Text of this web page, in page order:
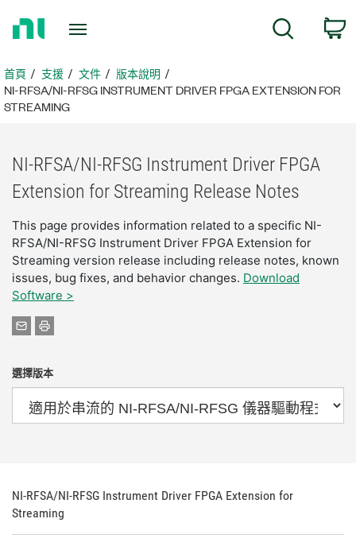
頁首頁 支援 文件
版本說明
NI-RFSA/NI-RFSG INSTRUMENT DRIVER FPGA EXTENSION FOR
STREAMING
NI-RFSA/NI-RFSG Instrument Driver FPGA
Extension for Streaming Release Notes
This page provides information related to a specific NI-
RFSA/NI-RFSG Instrument Driver FPGA Extension for
Streaming version release including release notes, known
issues, bug fixes, and behavior changes. Download
Software >
選擇版本
NI-RFSA/NI-RFSG Instrument Driver FPGA Extension for
Streaming